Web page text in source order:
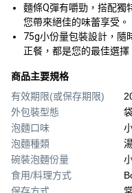
麵條Q彈有嚼勁，搭配獨
您帶來絕佳的味蕾享受。
75g小份量包裝設計，隨
正餐，都是您的最佳選擇
商品主要規格
有效期限(或保存期限)
外包裝型態
泡麵口味
泡麵種類
碗裝泡麵份量
食用/料理方式